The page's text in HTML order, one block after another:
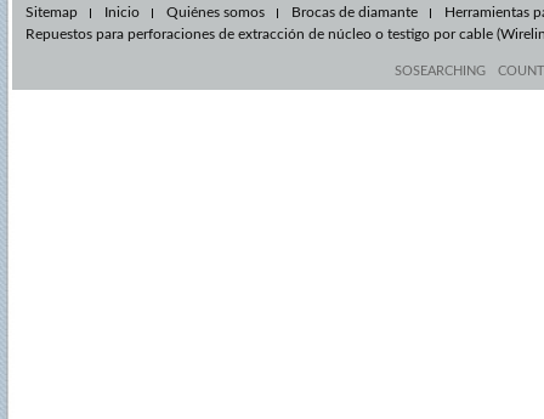
Sitemap Inicio Quiénes somos Brocas de diamante
Herramientas
Repuestos para perforaciones de extracción de núcleo o testigo por cable
SOSEARCHING COUNT